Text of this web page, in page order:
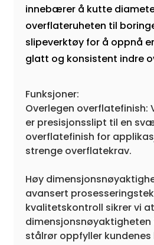
innebærer å kutte
overflateruheten til
slipeverktøy for å oppnå
glatt og konsistent indre
Funksjoner:
Overlegen overflatefinish:
er presisjonsslipt til en
overflatefinish for
strenge overflatekrav.
Høy
avansert
kvalitetskontroll sikrer vi at
stålrør oppfyller kundenes